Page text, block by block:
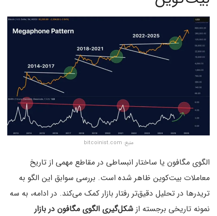
منبع: bitcoinist.com
الگوی مگافون یا ساختار انبساطی در مقاطع مهمی از تاریخ
معاملات بیت‌کوین ظاهر شده است. بررسی سوابق این الگو به
تریدرها در تحلیل دقیق‌تر رفتار بازار کمک می‌کند. در ادامه، به سه
نمونه تاریخی برجسته از شکل‌گیری الگوی مگافون در بازار